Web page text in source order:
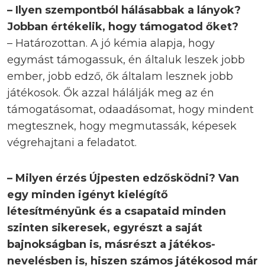
– Ilyen szempontból hálásabbak a lányok?
Jobban értékelik, hogy támogatod őket?
– Határozottan. A jó kémia alapja, hogy
egymást támogassuk, én általuk leszek jobb
ember, jobb edző, ők általam lesznek jobb
játékosok. Ők azzal hálálják meg az én
támogatásomat, odaadásomat, hogy mindent
megtesznek, hogy megmutassák, képesek
végrehajtani a feladatot.
– Milyen érzés Újpesten edzősködni? Van
egy minden igényt kielégítő
létesítményünk és a csapataid minden
szinten sikeresek, egyrészt a saját
bajnokságban is, másrészt a játékos-
nevelésben is, hiszen számos játékosod már